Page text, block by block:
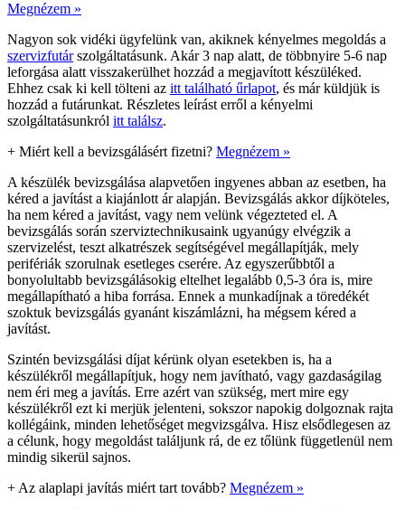
Megnézem »
Nagyon sok vidéki ügyfelünk van, akiknek kényelmes megoldás a
szervizfutárszolgáltatásunk. Akár 3 nap alatt, de többnyire 5-6 nap
leforgása alatt visszakerülhet hozzád a megjavított készüléked.
Ehhez csak ki kell tölteni az itt található űrlapot, és már küldjük is
hozzád a futárunkat. Részletes leírást erről a kényelmi
szolgáltatásunkról itt találsz.
+ Miért kell a bevizsgálásért fizetni? Megnézem »
A készülék bevizsgálása alapvetően ingyenes abban az esetben, ha
kéred a javítást a kiajánlott ár alapján. Bevizsgálás akkor díjköteles,
ha nem kéred a javítást, vagy nem velünk végezteted el. A
bevizsgálás során szerviztechnikusaink ugyanúgy elvégzik a
szervizelést, teszt alkatrészek segítségével megállapítják, mely
perifériák szorulnak esetleges cserére. Az egyszerűbbtől a
bonyolultabb bevizsgálásokig eltelhet legalább 0,5-3 óra is, mire
megállapítható a hiba forrása. Ennek a munkadíjnak a töredékét
szoktuk bevizsgálás gyanánt kiszámlázni, ha mégsem kéred a
javítást.
Szintén bevizsgálási díjat kérünk olyan esetekben is, ha a
készülékről megállapítjuk, hogy nem javítható, vagy gazdaságilag
nem éri meg a javítás. Erre azért van szükség, mert mire egy
készülékről ezt ki merjük jelenteni, sokszor napokig dolgoznak rajta
kollégáink, minden lehetőséget megvizsgálva. Hisz elsődlegesen az
a célunk, hogy megoldást találjunk rá, de ez tőlünk függetlenül nem
mindig sikerül sajnos.
+ Az alaplapi javítás miért tart tovább? Megnézem »